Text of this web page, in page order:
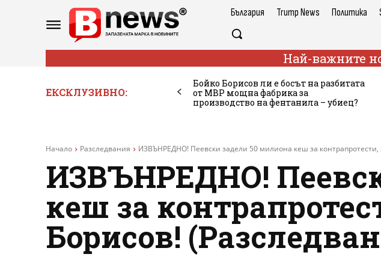
България Trump News Политика
Най-важните
ЕКСКЛУЗИВНО:
Бойко Борисов ли е босът на разбитата
от МВР мощна фабрика за
производство на фентанила – убиец?
Начало Разследвания ИЗВЪНРЕДНО! Пеевски задели 50 милиона кеш за контрапротести,
ИЗВЪНРЕДНО!
кеш за
Борисов!